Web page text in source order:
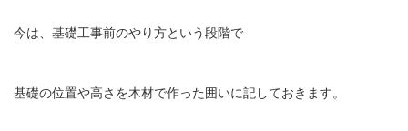
今は、基礎工事前のやり方という段階で
基礎の位置や高さを木材で作った囲いに記しておきます。